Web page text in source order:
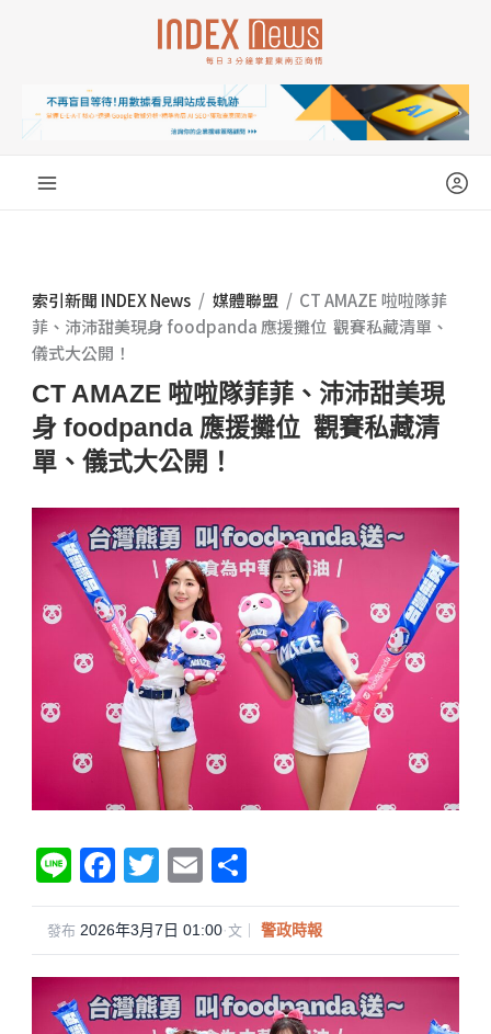
索引新聞 INDEX News / 媒體聯盟 / CT AMAZE 啦啦隊菲
菲、沛沛甜美現身 foodpanda 應援攤位 觀賽私藏清單、
儀式大公開！
CT AMAZE 啦啦隊菲菲、沛沛甜美現
身 foodpanda 應援攤位 觀賽私藏清
單、儀式大公開！
Li
n
e
F
a
c
e
b
T
wi
tt
er
E
m
ail
享
發布 2026年3月7日 01:00·文｜ 警政時報